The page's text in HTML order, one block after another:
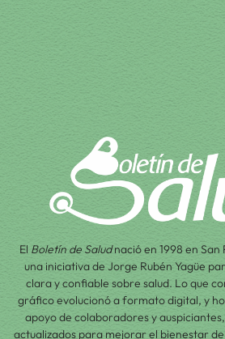
El Boletín de Saludnació en 1998 en
una iniciativa de Jorge Rubén Yagüe
clara y confiable sobre salud. Lo que
gráfico evolucionó a formato digital, y
apoyo de colaboradores y
actualizados para mejorar el bienestar